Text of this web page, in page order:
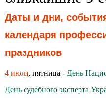
Даты и дни,
календаря
праздников
4 июля, пятница - День
День судебного эксперта